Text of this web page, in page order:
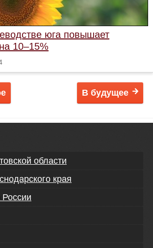
юга повышает
10–15%
В будущее
области
края